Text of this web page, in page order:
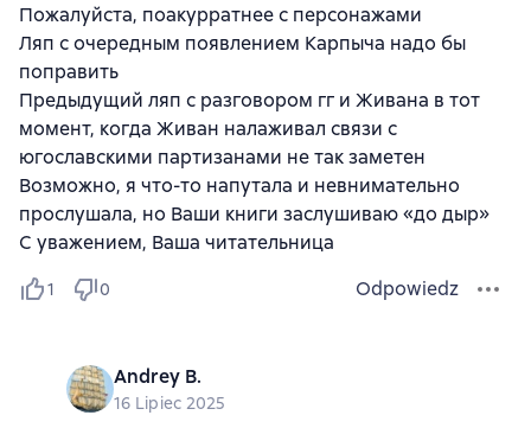
Пожалуйста, поакурратнее с персонажами
Ляп с очередным появлением Карпыча надо бы
поправить
Предыдущий ляп с разговором гг и Живана в тот
момент, когда Живан налаживал связи с
югославскими партизанами не так заметен
Возможно, я что-то напутала и невнимательно
прослушала, но Ваши книги заслушиваю «до дыр»
С уважением, Ваша читательница
1 0 Odpowiedz
Andrey B.
16 Lipiec 2025